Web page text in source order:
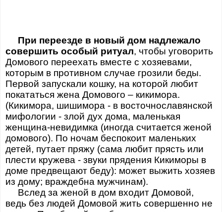
При переезде в новый дом надлежало
совершить особый ритуал, чтобы уговорить
Домового переехать вместе с хозяевами,
которым в противном случае грозили беды.
Первой запускали кошку, на которой любит
покататься жена Домового – кикимора.
(Кикимора, шишимора - в восточнославянской
мифологии - злой дух дома, маленькая
женщина-невидимка (иногда считается женой
домового). По ночам беспокоит маленьких
детей, путает пряжу (сама любит прясть или
плести кружева - звуки прядения Кикиморы в
доме предвещают беду): может выжить хозяев
из дому; враждебна мужчинам).
Вслед за женой в дом входит Домовой,
ведь без людей Домовой жить совершенно не